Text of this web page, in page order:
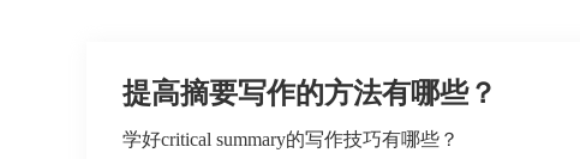
提高摘要写作的方法有哪些？
学好critical summary的写作技巧有哪些？